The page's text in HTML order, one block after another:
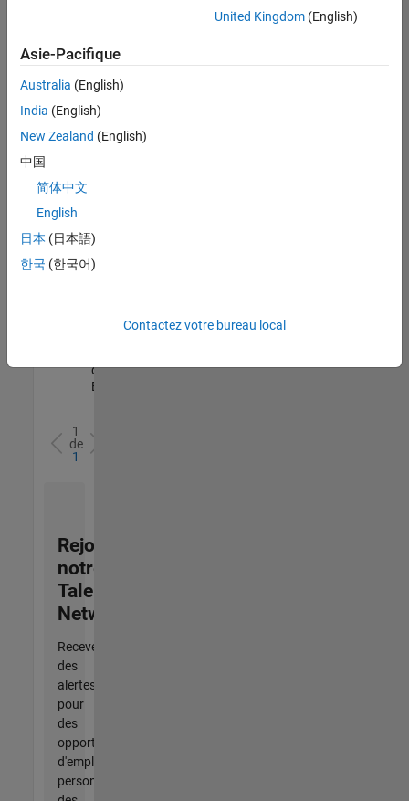
lieu
pour
l’ensemble
des
opportunités
votre
région.
Senior Software Quality Engineer
Senior
Engineer
qualité |
Expérimenté(e)
1
de
1
Rejoignez
notre
Talent
Network
Recevez
des
alertes
pour
des
opportunités
d'emploi
personnalisées,
United Kingdom(English)
Asie-Pacifique
Australia (English)
India (English)
New Zealand (English)
中国
简体中文
English
日本 (日本語)
한국 (한국어)
Contactez votre bureau local